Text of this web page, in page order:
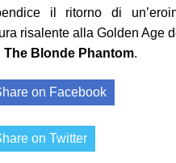
il ritorno di
risalente alla Golden Age
The Blonde Phantom.
on Facebook
on Twitter